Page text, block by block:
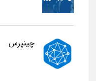
چینپرس